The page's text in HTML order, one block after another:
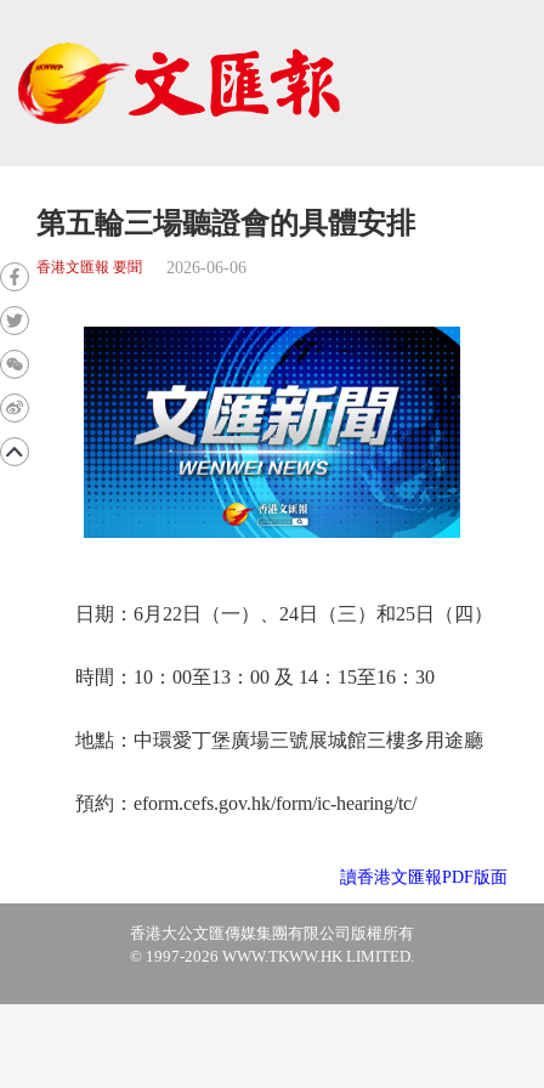
第五輪三場聽證會的具體安排
香港文匯報 要聞 2026-06-06
日期：6月22日（一）、24日（三）和25日（四）
時間：10：00至13：00 及 14：15至16：30
地點：中環愛丁堡廣場三號展城館三樓多用途廳
預約：eform.cefs.gov.hk/form/ic-hearing/tc/
讀香港文匯報PDF版面
香港大公文匯傳媒集團有限公司版權所有
© 1997-2026 WWW.TKWW.HK LIMITED.